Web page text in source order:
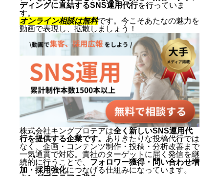
ィングの最前線に立ち、ショート
動画を軸にした集客・ブランディ
ングを専門とする。SNS運用代行
およびショート動画制作では累計
1,500本以上を手がけ、再生され
る動画の型と、フォロワーを「指
名・来店・売上」へ変える設計に
定評がある。 キャリアの原点は、
札幌でも有数のAI先進企業・株式
会社エグゼクティブマーケティン
グジャパン。執行役員を2年間務
め、AIO対策（AI検索最適化）を
はじめとする最先端のAIマーケテ
ディングに直結するSNS運用代行を行っていま
す。
オンライン相談は無料です。今こそあたなの魅力を
動画で表現し、拡散しましょう！
株式会社キングプロテアは全く新しいSNS運用代
行を提供する企業です。 ありきたりな投稿代行では
なく、企画・コンテンツ制作・投稿・分析改善まで
一気通貫で対応。貴社のターゲットに届く発信を継
続的に行うことで、 フォロワー獲得・問い合わせ増
加・採用強化につなげる仕組みになっています。